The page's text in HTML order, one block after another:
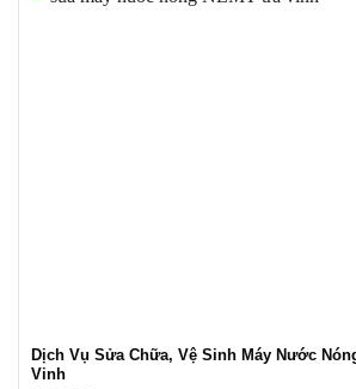
Dịch Vụ Sửa Chữa, Vệ Sinh Máy Nước
Vinh